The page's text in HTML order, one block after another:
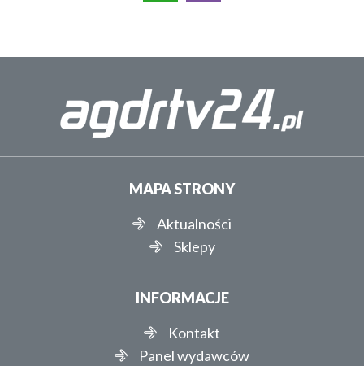
MAPA STRONY
Aktualności
Sklepy
INFORMACJE
Kontakt
Panel wydawców